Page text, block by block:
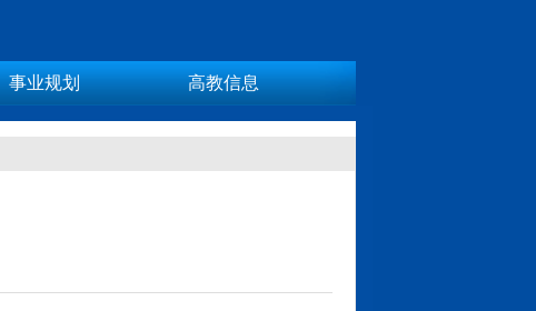
事业规划 高教信息